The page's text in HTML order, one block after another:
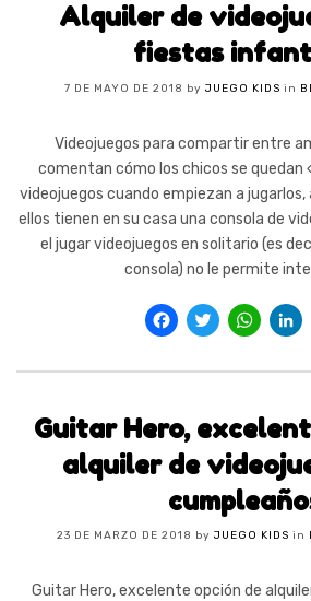
Alquiler de
fiestas
7 DE MAYO DE 2018 by JUEGO KIDS in
Videojuegos para compartir entre
comentan cómo los chicos se quedan
videojuegos cuando empiezan a jugarlos,
ellos tienen en su casa una consola de
el jugar videojuegos en solitario (es
consola) no le permite
Guitar Hero,
alquiler de
23 DE MARZO DE 2018 by JUEGO KIDS in
Guitar Hero, excelente opción de